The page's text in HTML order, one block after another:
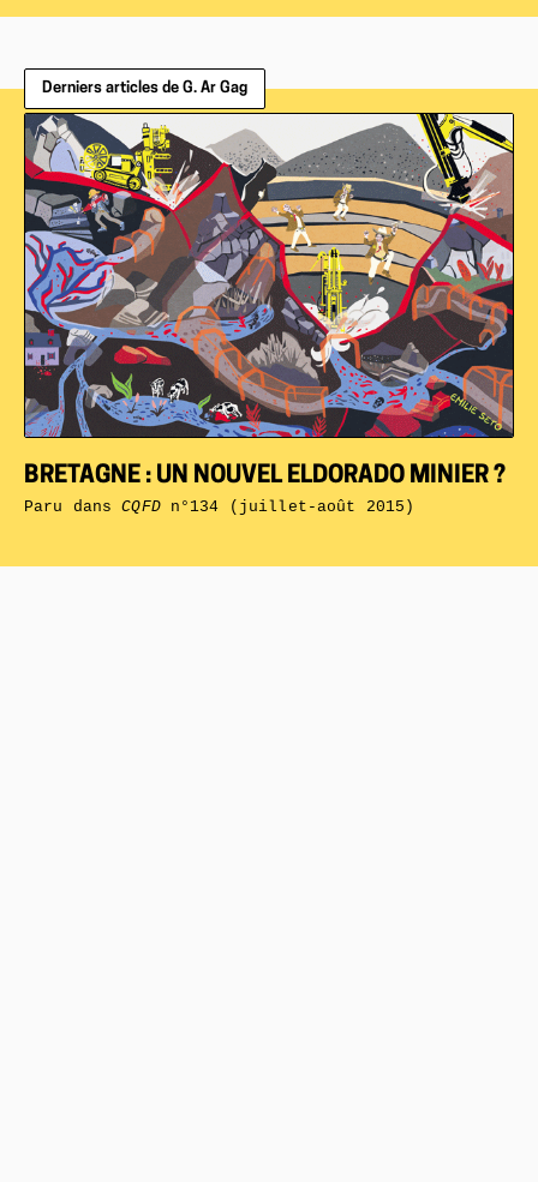
Derniers articles de G. Ar Gag
BRETAGNE : UN NOUVEL ELDORADO MINIER ?
Paru dansCQFDn°134 (juillet-août 2015)